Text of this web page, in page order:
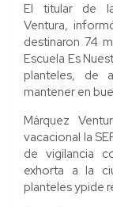
El titular de la
Ventura,
destinaron 74
Escuela Es
planteles, de
mantener en
Márquez
vacacional la
de vigilancia
exhorta a la
planteles ypide